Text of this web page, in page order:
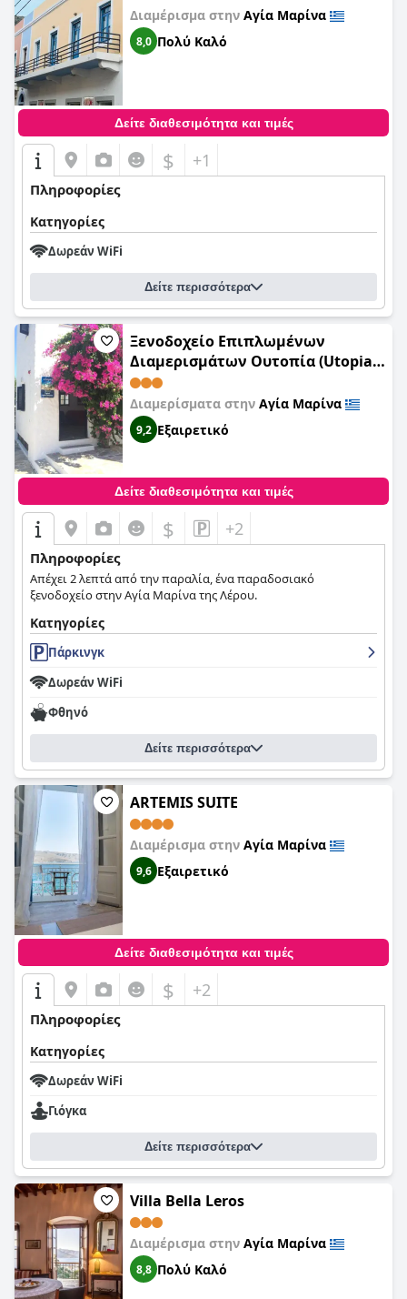
Διαμέρισμα στην Αγία Μαρίνα
8,0 Πολύ Καλό
Δείτε διαθεσιμότητα και τιμές
$ +1
Πληροφορίες
Κατηγορίες
Δωρεάν WiFi
Δείτε περισσότερα
Ξενοδοχείο Επιπλωμένων
Διαμερισμάτων Ουτοπία (Utopia
Hotel Apartments)
Διαμερίσματα στην Αγία Μαρίνα
9,2 Εξαιρετικό
Δείτε διαθεσιμότητα και τιμές
$ +2
Πληροφορίες
Απέχει 2 λεπτά από την παραλία, ένα παραδοσιακό
ξενοδοχείο στην Αγία Μαρίνα της Λέρου.
Κατηγορίες
Πάρκινγκ
Δωρεάν WiFi
Φθηνό
Δείτε περισσότερα
ARTEMIS SUITE
Διαμέρισμα στην Αγία Μαρίνα
9,6 Εξαιρετικό
Δείτε διαθεσιμότητα και τιμές
$ +2
Πληροφορίες
Κατηγορίες
Δωρεάν WiFi
Γιόγκα
Δείτε περισσότερα
Villa Bella Leros
Διαμέρισμα στην Αγία Μαρίνα
8,8 Πολύ Καλό